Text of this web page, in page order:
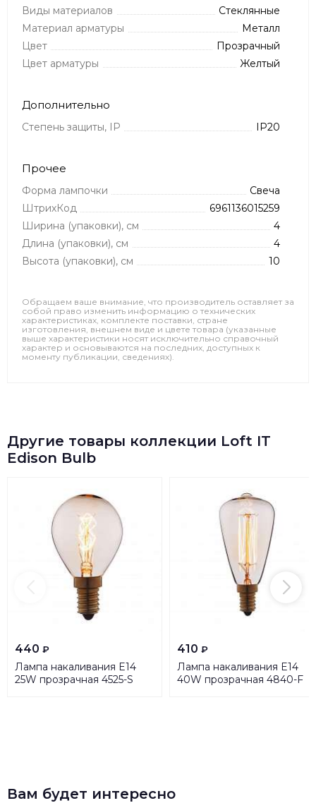
Виды материалов
Стеклянные
Материал арматуры
Металл
Цвет
Прозрачный
Цвет арматуры
Желтый
Дополнительно
Степень защиты, IP IP20
Прочее
Форма лампочки
Свеча
ШтрихКод
6961136015259
Ширина (упаковки), см
4
Длина (упаковки), см
4
Высота (упаковки), см
10
Обращаем ваше внимание, что производитель оставляет за
собой право изменить информацию о технических
характеристиках, комплекте поставки, стране
изготовления, внешнем виде и цвете товара (указанные
выше характеристики носят исключительно справочный
характер и основываются на последних, доступных к
моменту публикации, сведениях).
Другие товары коллекции Loft IT
Edison Bulb
440 ₽
Лампа накаливания E14
25W прозрачная 4525-S
410 ₽
Лампа накаливания E14
40W прозрачная 4840-F
Вам будет интересно